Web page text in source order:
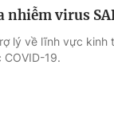
nhiễm virus
lý về lĩnh vực
19.